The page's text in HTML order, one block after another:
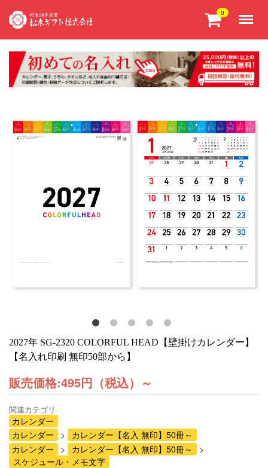
0
2027年 SG-2320 COLORFUL HEAD【壁掛けカレンダー】
【名入れ印刷 無印50部から】
販売価格:495円（税込） ～
関連カテゴリ
カレンダー
カレンダー
カレンダー【名入 無印】50冊～
カレンダー
カレンダー【名入 無印】50冊～
スケジュール・メモ文字